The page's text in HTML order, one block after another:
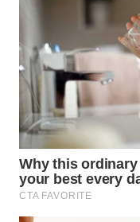
WN
TANGERANG
WN
BINJAI
WN